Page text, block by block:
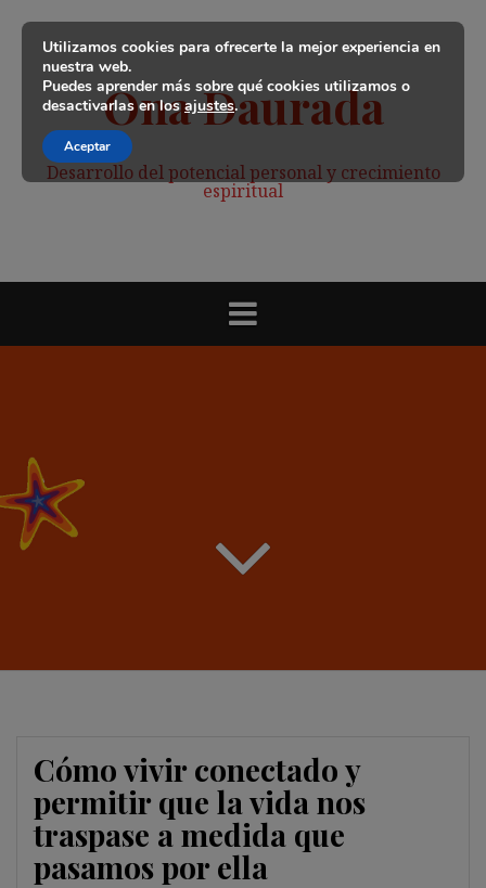
contenido
Ona Daurada
Desarrollo del potencial personal y crecimiento
espiritual
Cómo vivir conectado y
permitir que la vida nos
traspase a medida que
pasamos por ella
Utilizamos cookies para ofrecerte la mejor experiencia en
nuestra web.
Puedes aprender más sobre qué cookies utilizamos o
desactivarlas en losajustes.
Aceptar